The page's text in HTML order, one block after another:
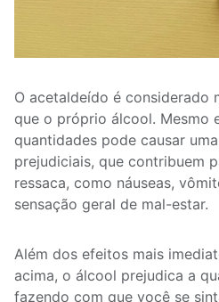
O acetaldeído é considerado
que o próprio álcool. Mesmo
quantidades pode causar
prejudiciais, que contribuem
ressaca, como náuseas,
sensação geral de mal-estar.
Além dos efeitos mais
acima, o álcool prejudica a
fazendo com que você se